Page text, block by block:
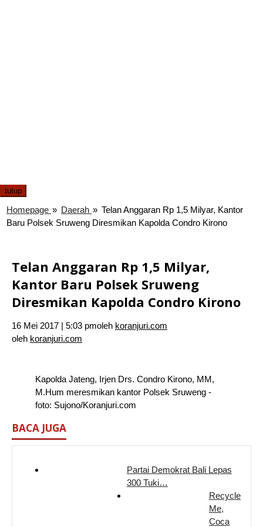
tutup
Homepage » Daerah » Telan Anggaran Rp 1,5 Milyar, Kantor
Baru Polsek Sruweng Diresmikan Kapolda Condro Kirono
Telan Anggaran Rp 1,5 Milyar,
Kantor Baru Polsek Sruweng
Diresmikan Kapolda Condro Kirono
16 Mei 2017 | 5:03 pmoleh koranjuri.com
oleh koranjuri.com
Kapolda Jateng, Irjen Drs. Condro Kirono, MM,
M.Hum meresmikan kantor Polsek Sruweng -
foto: Sujono/Koranjuri.com
BACA JUGA
Partai Demokrat Bali Lepas
300 Tuki…
Recycle
Me,
Coca